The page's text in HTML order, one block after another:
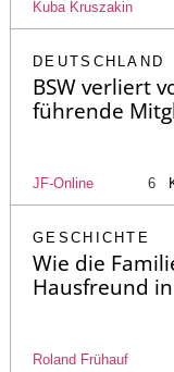
Kuba Kruszakin
DEUTSCHLAND
BSW verliert
führende
JF-Online 6
GESCHICHTE
Wie die
Hausfreund
Roland Frühauf